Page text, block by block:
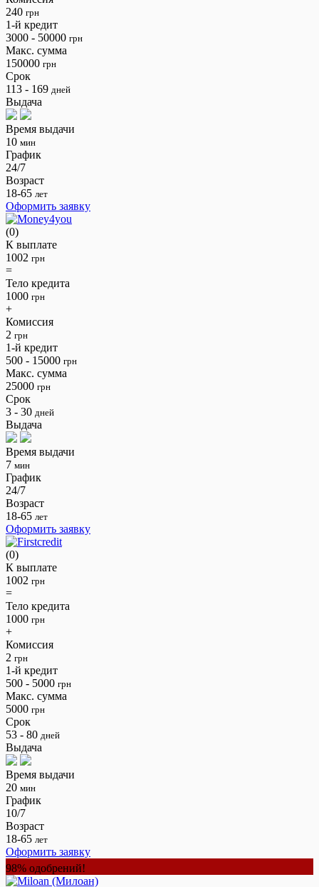
240 грн
1-й кредит
3000 - 50000 грн
Макс. сумма
150000 грн
Срок
113 - 169 дней
Выдача
Время выдачи
10 мин
График
24/7
Возраст
18-65 лет
Оформить заявку
(0)
К выплате
1002 грн
=
Тело кредита
1000 грн
+
Комиссия
2 грн
1-й кредит
500 - 15000 грн
Макс. сумма
25000 грн
Срок
3 - 30 дней
Выдача
Время выдачи
7 мин
График
24/7
Возраст
18-65 лет
Оформить заявку
(0)
К выплате
1002 грн
=
Тело кредита
1000 грн
+
Комиссия
2 грн
1-й кредит
500 - 5000 грн
Макс. сумма
5000 грн
Срок
53 - 80 дней
Выдача
Время выдачи
20 мин
График
10/7
Возраст
18-65 лет
Оформить заявку
98% одобрений!